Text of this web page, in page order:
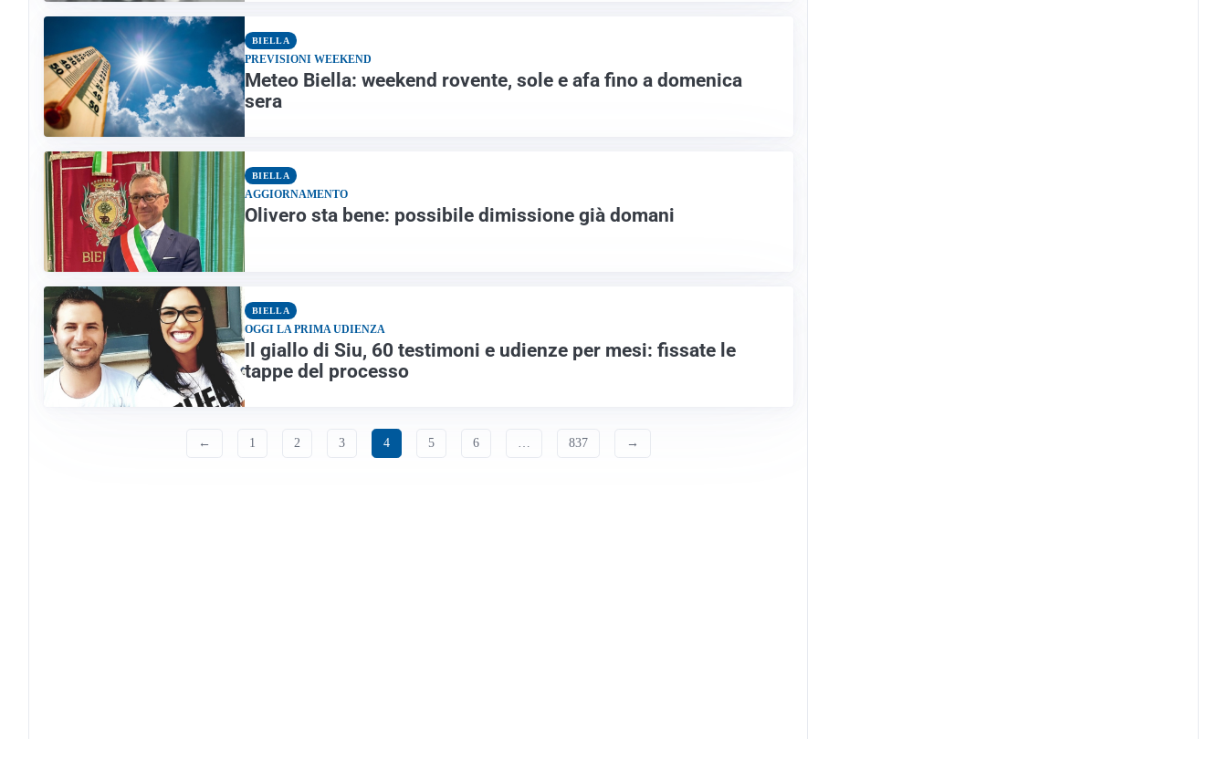
BIELLA
PREVISIONI WEEKEND
Meteo Biella: weekend rovente, sole e afa fino a domenica
sera
BIELLA
AGGIORNAMENTO
Olivero sta bene: possibile dimissione già domani
BIELLA
OGGI LA PRIMA UDIENZA
Il giallo di Siu, 60 testimoni e udienze per mesi: fissate le
tappe del processo
← 1 2 3 4 5 6 … 837 →